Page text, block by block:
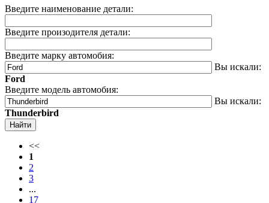
Введите наименование детали:
Введите произодителя детали:
Введите марку автомобия:
Вы искали:
Ford
Введите модель автомобия:
Вы искали:
Thunderbird
Найти
<<
1
2
3
...
17